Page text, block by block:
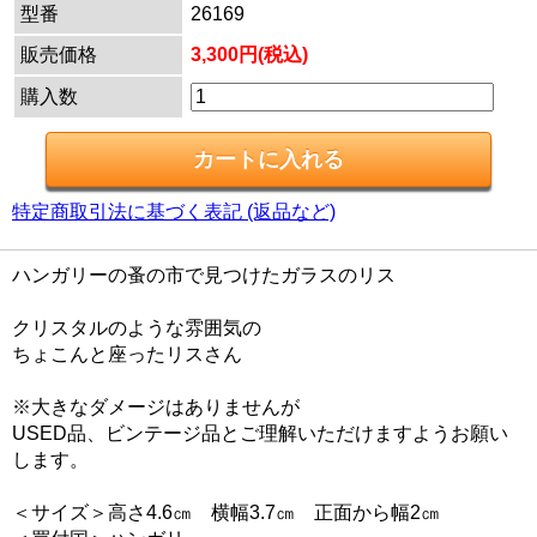
型番
26169
販売価格
3,300円(税込)
購入数
特定商取引法に基づく表記 (返品など)
ハンガリーの蚤の市で見つけたガラスのリス
クリスタルのような雰囲気の
ちょこんと座ったリスさん
※大きなダメージはありませんが
USED品、ビンテージ品とご理解いただけますようお願い
します。
＜サイズ＞高さ4.6㎝ 横幅3.7㎝ 正面から幅2㎝